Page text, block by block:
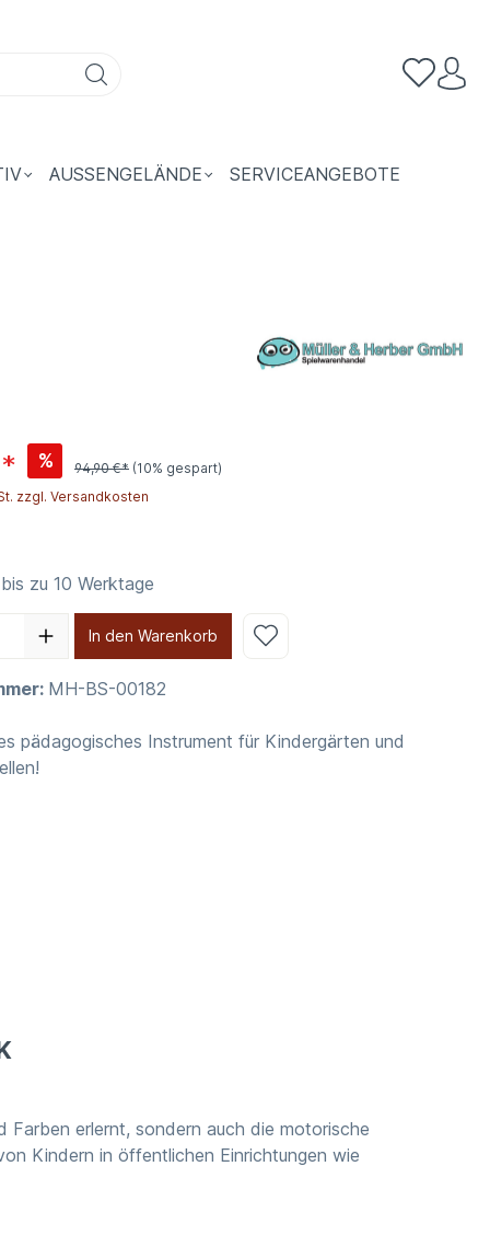
AUSSENGELÄNDE SERVICEANGEBOTE
% 94,90 €* (10% gespart)
zzgl. Versandkosten
zu 10 Werktage
In den Warenkorb
MH-BS-00182
pädagogisches Instrument für Kindergärten und
Farben erlernt, sondern auch die motorische
Kindern in öffentlichen Einrichtungen wie